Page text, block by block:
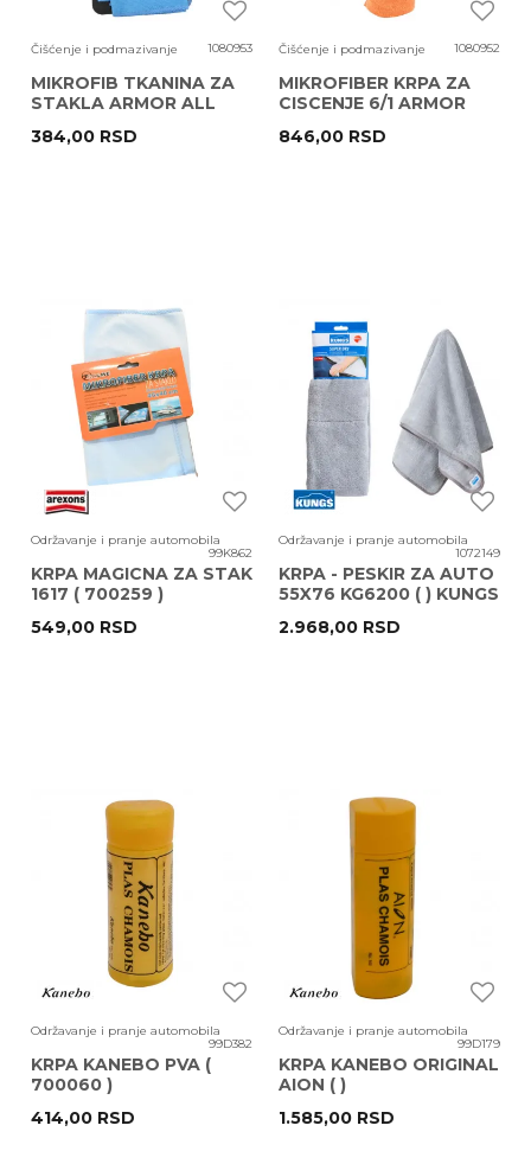
Čišćenje i podmazivanje 1080953
MIKROFIB TKANINA ZA
STAKLA ARMOR ALL
384,00 RSD
Čišćenje i podmazivanje 1080952
MIKROFIBER KRPA ZA
CISCENJE 6/1 ARMOR
846,00 RSD
Održavanje i pranje automobila
99K862
KRPA MAGICNA ZA STAK
1617 ( 700259 )
549,00 RSD
Održavanje i pranje automobila
1072149
KRPA - PESKIR ZA AUTO
55X76 KG6200 ( ) KUNGS
2.968,00 RSD
Održavanje i pranje automobila
99D382
KRPA KANEBO PVA (
700060 )
414,00 RSD
Održavanje i pranje automobila
99D179
KRPA KANEBO ORIGINAL
AION ( )
1.585,00 RSD